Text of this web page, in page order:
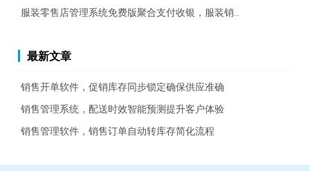
服装零售店管理系统免费版聚合支付收银，服装销..
最新文章
销售开单软件，促销库存同步锁定确保供应准确
销售管理系统，配送时效智能预测提升客户体验
销售管理软件，销售订单自动转库存简化流程